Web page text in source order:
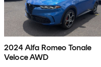
2024 Alfa Romeo Tonale
Veloce AWD